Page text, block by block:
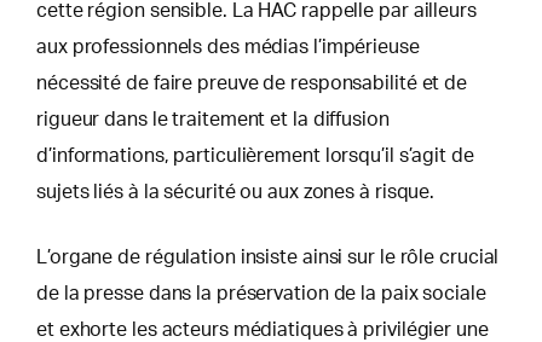
cette région sensible. La HAC rappelle par ailleurs
aux professionnels des médias l’impérieuse
nécessité de faire preuve de responsabilité et de
rigueur dans le traitement et la diffusion
d’informations, particulièrement lorsqu’il s’agit de
sujets liés à la sécurité ou aux zones à risque.
L’organe de régulation insiste ainsi sur le rôle crucial
de la presse dans la préservation de la paix sociale
et exhorte les acteurs médiatiques à privilégier une